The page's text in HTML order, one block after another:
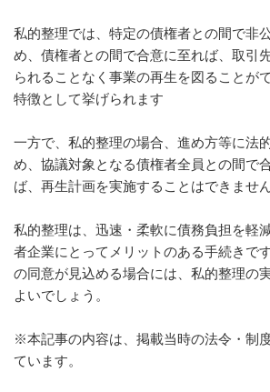
私的整理では、特定の債権者との間で非
め、債権者との間で合意に至れば、取引
られることなく事業の再生を図ることが
特徴として挙げられます
一方で、私的整理の場合、進め方等に法
め、協議対象となる債権者全員との間で
ば、再生計画を実施することはできません
私的整理は、迅速・柔軟に債務負担を軽
者企業にとってメリットのある手続きで
の同意が見込める場合には、私的整理の
よいでしょう。
※本記事の内容は、掲載当時の法令・制
ています。